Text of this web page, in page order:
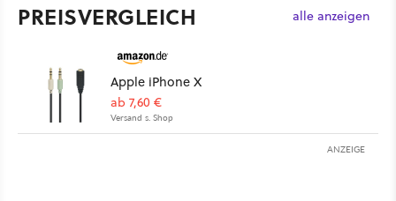
PREISVERGLEICH alle anzeigen
Apple iPhone X
ab 7,60 €
Versand s. Shop
ANZEIGE